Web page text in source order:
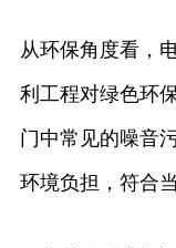
从环保角度看，
利工程对绿色环
门中常见的噪音
环境负担，符合